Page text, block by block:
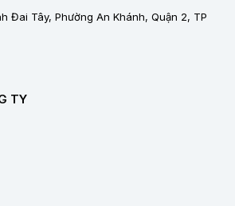
Đai Tây, Phường An Khánh, Quận 2, TP
TY